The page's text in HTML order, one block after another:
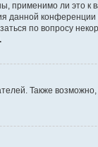
ли это к
данной
по вопросу
Также